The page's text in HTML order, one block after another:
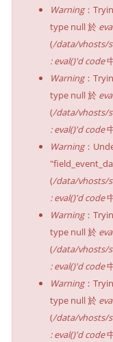
Warning：
type null 於
(/data/vhosts/
: eval()'d code
Warning：
type null 於
(/data/vhosts/
: eval()'d code
Warning：
(/data/vhosts/
: eval()'d code
Warning：
type null 於
(/data/vhosts/
: eval()'d code
Warning：
type null 於
(/data/vhosts/
: eval()'d code